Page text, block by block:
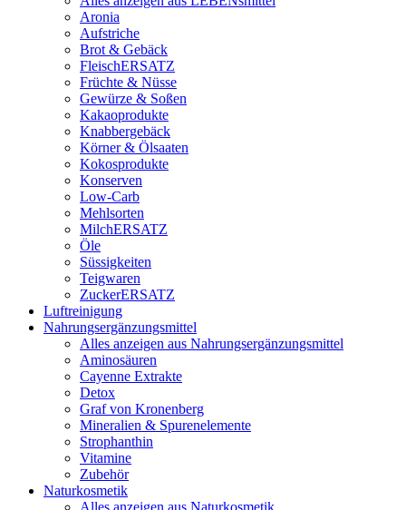
Aronia
Aufstriche
Brot & Gebäck
FleischERSATZ
Früchte & Nüsse
Gewürze & Soßen
Kakaoprodukte
Knabbergebäck
Körner & Ölsaaten
Kokosprodukte
Konserven
Low-Carb
Mehlsorten
MilchERSATZ
Öle
Süssigkeiten
Teigwaren
ZuckerERSATZ
Luftreinigung
Nahrungsergänzungsmittel
Alles anzeigen aus Nahrungsergänzungsmittel
Aminosäuren
Cayenne Extrakte
Detox
Graf von Kronenberg
Mineralien & Spurenelemente
Strophanthin
Vitamine
Zubehör
Naturkosmetik
Alles anzeigen aus Naturkosmetik